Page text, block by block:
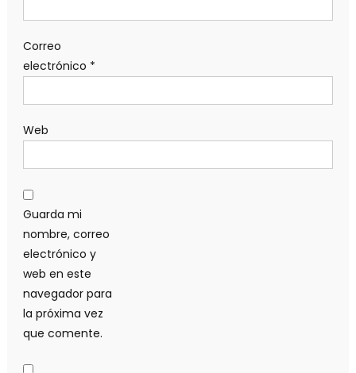
Correo
electrónico *
Web
Guarda mi
nombre, correo
electrónico y
web en este
navegador para
la próxima vez
que comente.